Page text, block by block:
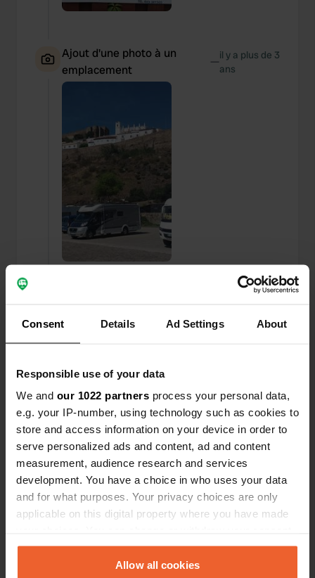
Consent Details Ad Settings About
Responsible use of your data
We and our 1022 partners process your personal data,
e.g. your IP-number, using technology such as cookies to
store and access information on your device in order to
serve personalized ads and content, ad and content
measurement, audience research and services
development. You have a choice in who uses your data
and for what purposes. Your privacy choices are only
applicable on this digital property where you have made
any time from the Cookie Declaration or by clicking on
the Privacy trigger icon.Allow all cookies
Ajout d'une photo à un
emplacement
—il y a plus de 3
ans
emplacement
4 ans
emplacement